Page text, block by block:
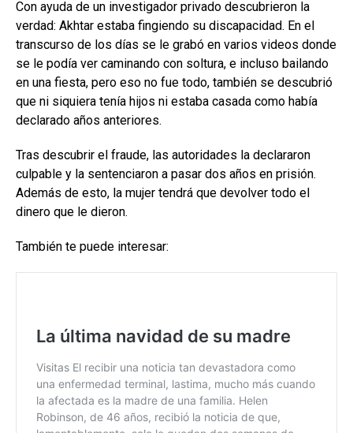
Con ayuda de un investigador privado descubrieron la
verdad: Akhtar estaba fingiendo su discapacidad. En el
transcurso de los días se le grabó en varios videos donde
se le podía ver caminando con soltura, e incluso bailando
en una fiesta, pero eso no fue todo, también se descubrió
que ni siquiera tenía hijos ni estaba casada como había
declarado años anteriores.
Tras descubrir el fraude, las autoridades la declararon
culpable y la sentenciaron a pasar dos años en prisión.
Además de esto, la mujer tendrá que devolver todo el
dinero que le dieron.
También te puede interesar: